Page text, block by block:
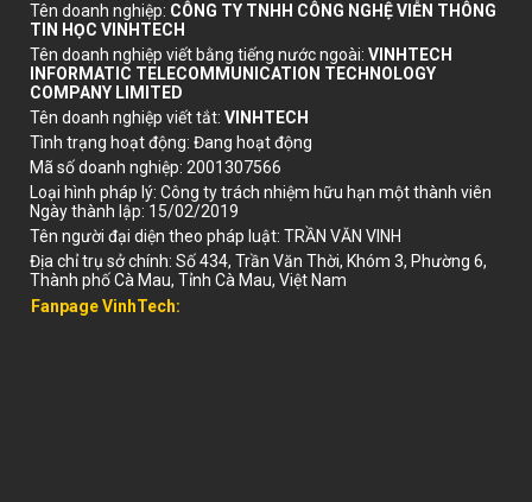
Tên doanh nghiệp: CÔNG TY TNHH CÔNG NGHỆ VIỄN THÔNG
TIN HỌC VINHTECH
Tên doanh nghiệp viết bằng tiếng nước ngoài: VINHTECH
INFORMATIC TELECOMMUNICATION TECHNOLOGY
COMPANY LIMITED
Tên doanh nghiệp viết tắt: VINHTECH
Tình trạng hoạt động: Đang hoạt động
Mã số doanh nghiệp: 2001307566
Loại hình pháp lý: Công ty trách nhiệm hữu hạn một thành viên
Ngày thành lập: 15/02/2019
Tên người đại diện theo pháp luật: TRẦN VĂN VINH
Địa chỉ trụ sở chính: Số 434, Trần Văn Thời, Khóm 3, Phường 6,
Thành phố Cà Mau, Tỉnh Cà Mau, Việt Nam
Fanpage VinhTech: